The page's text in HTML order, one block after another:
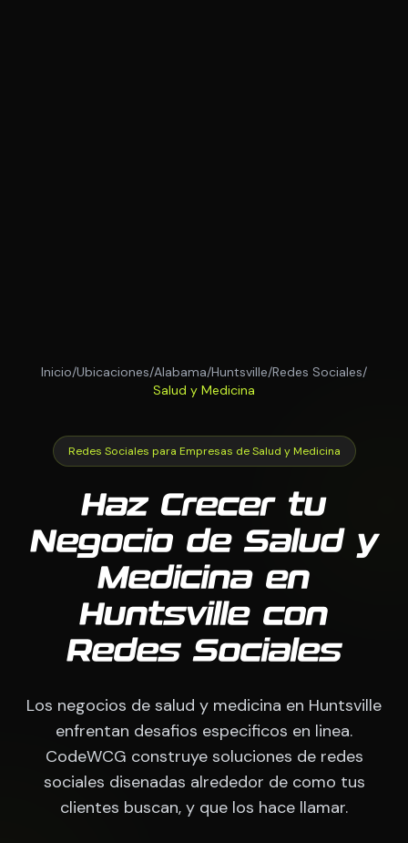
Inicio/Ubicaciones/Alabama/Huntsville/Redes Sociales/
Salud y Medicina
Redes Sociales para Empresas de Salud y Medicina
Haz Crecer tu
Negocio de Salud y
Medicina en
Huntsville con
Redes Sociales
Los negocios de salud y medicina en Huntsville
enfrentan desafios especificos en linea.
CodeWCG construye soluciones de redes
sociales disenadas alrededor de como tus
clientes buscan, y que los hace llamar.